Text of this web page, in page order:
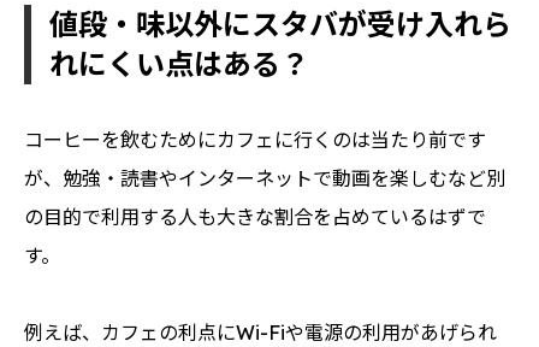
値段・味以外にスタバが受け入れら
れにくい点はある？
コーヒーを飲むためにカフェに行くのは当たり前です
が、勉強・読書やインターネットで動画を楽しむなど別
の目的で利用する人も大きな割合を占めているはずで
す。
例えば、カフェの利点にWi-Fiや電源の利用があげられ